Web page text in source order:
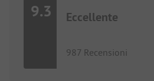
9.3 Eccellente
987 Recensioni